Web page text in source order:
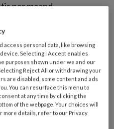
per maand
access personal data, like browsing
Selecting I Accept enables
purposes shown under we and our
Reject All or withdrawing your
are disabled, some content and ads
You can resurface this menu to
at any time by clicking the
of the webpage. Your choices will
more details, refer to our Privacy